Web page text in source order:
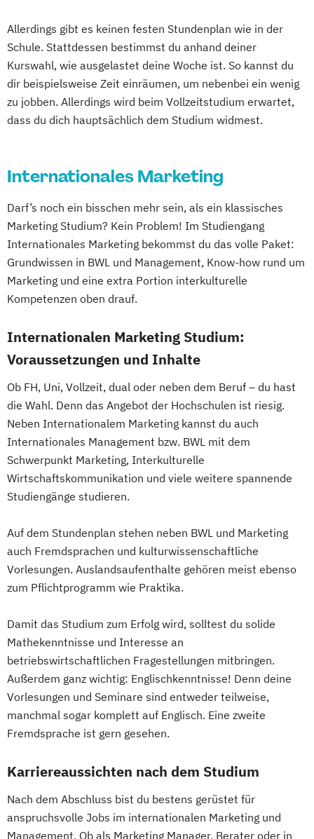
Allerdings gibt es keinen festen Stundenplan wie in der
Schule. Stattdessen bestimmst du anhand deiner
Kurswahl, wie ausgelastet deine Woche ist. So kannst du
dir beispielsweise Zeit einräumen, um nebenbei ein wenig
zu jobben. Allerdings wird beim Vollzeitstudium erwartet,
dass du dich hauptsächlich dem Studium widmest.
Internationales Marketing
Darf’s noch ein bisschen mehr sein, als ein klassisches
Marketing Studium? Kein Problem! Im Studiengang
Internationales Marketing bekommst du das volle Paket:
Grundwissen in BWL und Management, Know-how rund um
Marketing und eine extra Portion interkulturelle
Kompetenzen oben drauf.
Internationalen Marketing Studium:
Voraussetzungen und Inhalte
Ob FH, Uni, Vollzeit, dual oder neben dem Beruf – du hast
die Wahl. Denn das Angebot der Hochschulen ist riesig.
Neben Internationalem Marketing kannst du auch
Internationales Management bzw. BWL mit dem
Schwerpunkt Marketing, Interkulturelle
Wirtschaftskommunikation und viele weitere spannende
Studiengänge studieren.
Auf dem Stundenplan stehen neben BWL und Marketing
auch Fremdsprachen und kulturwissenschaftliche
Vorlesungen. Auslandsaufenthalte gehören meist ebenso
zum Pflichtprogramm wie Praktika.
Damit das Studium zum Erfolg wird, solltest du solide
Mathekenntnisse und Interesse an
betriebswirtschaftlichen Fragestellungen mitbringen.
Außerdem ganz wichtig: Englischkenntnisse! Denn deine
Vorlesungen und Seminare sind entweder teilweise,
manchmal sogar komplett auf Englisch. Eine zweite
Fremdsprache ist gern gesehen.
Karriereaussichten nach dem Studium
Nach dem Abschluss bist du bestens gerüstet für
anspruchsvolle Jobs im internationalen Marketing und
Management. Ob als Marketing Manager, Berater oder in